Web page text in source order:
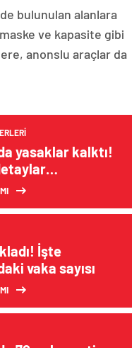
bulunulan alanlara
ve kapasite gibi
anonslu araçlar da
yasaklar kalktı!
İşte
vaka sayısı